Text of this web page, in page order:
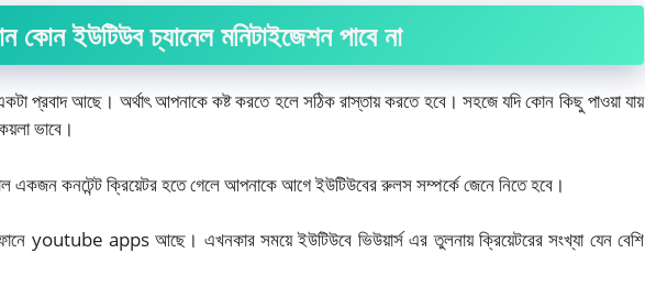
কোন ইউটিউব চ্যানেল মনিটাইজেশন পাবে না
প্রবাদ আছে। অর্থাৎ আপনাকে কষ্ট করতে হলে সঠিক রাস্তায় করতে হবে। সহজে যদি কোন কিছু পাওয়া যায়
ভাবে।
একজন কনটেন্ট ক্রিয়েটর হতে গেলে আপনাকে আগে ইউটিউবের রুলস সম্পর্কে জেনে নিতে হবে।
youtube apps আছে। এখনকার সময়ে ইউটিউবে ভিউয়ার্স এর তুলনায় ক্রিয়েটরের সংখ্যা যেন বেশি